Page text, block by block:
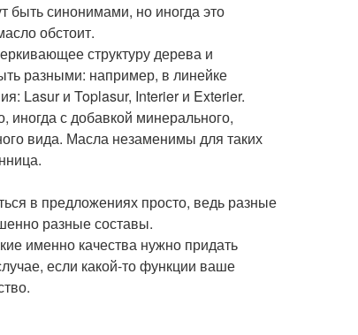
быть синонимами, но иногда это
обстоит.
структуру дерева и
разными: например, в линейке
Lasur и Toplasur, Interier и Exterier.
иногда с добавкой минерального,
вида. Масла незаменимы для таких
в предложениях просто, ведь разные
разные составы.
именно качества нужно придать
если какой-то функции ваше